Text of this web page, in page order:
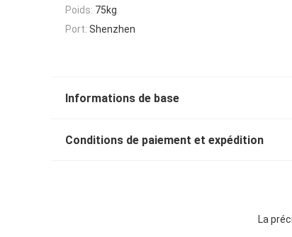
Poids: 75kg
Port: Shenzhen
Informations de base
Conditions de paiement et expédition
La